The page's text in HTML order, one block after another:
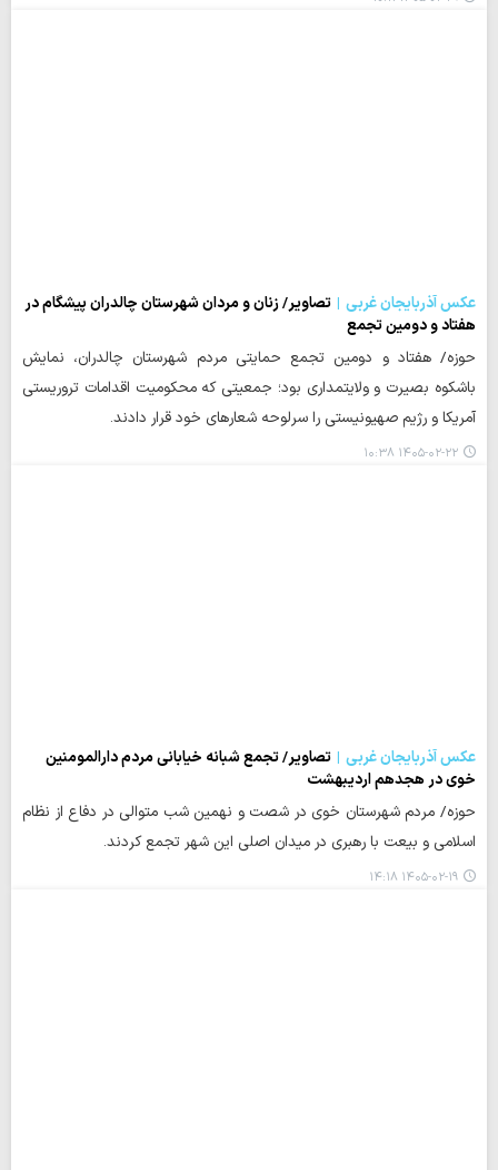
عکس آذربایجان غربی
تصاویر/ زنان و مردان شهرستان چالدران پیشگام در
هفتاد و دومین تجمع
حوزه/ هفتاد و دومین تجمع حمایتی مردم شهرستان چالدران، نمایش
باشکوه بصیرت و ولایتمداری بود؛ جمعیتی که محکومیت اقدامات تروریستی
آمریکا و رژیم صهیونیستی را سرلوحه شعارهای خود قرار دادند.
۱۴۰۵-۰۲-۲۲ ۱۰:۳۸
عکس آذربایجان غربی
تصاویر/ تجمع شبانه خیابانی مردم دارالمومنین
خوی در هجدهم اردیبهشت
حوزه/ مردم شهرستان خوی در شصت و نهمین شب متوالی در دفاع از نظام
اسلامی و بیعت با رهبری در میدان اصلی این شهر تجمع کردند.
۱۴۰۵-۰۲-۱۹ ۱۴:۱۸